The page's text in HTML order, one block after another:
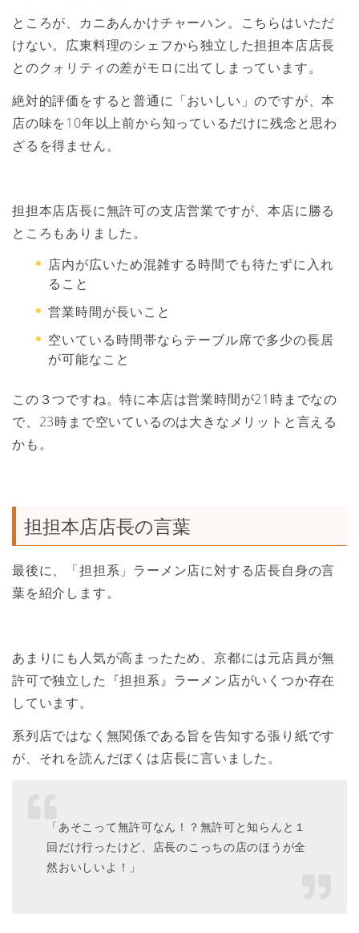
ところが、カニあんかけチャーハン。こちらはいただ
けない。広東料理のシェフから独立した担担本店店長
とのクォリティの差がモロに出てしまっています。
絶対的評価をすると普通に「おいしい」のですが、本
店の味を10年以上前から知っているだけに残念と思わ
ざるを得ません。
担担本店店長に無許可の支店営業ですが、本店に勝る
ところもありました。
店内が広いため混雑する時間でも待たずに入れ
ること
営業時間が長いこと
空いている時間帯ならテーブル席で多少の長居
が可能なこと
この３つですね。特に本店は営業時間が21時までなの
で、23時まで空いているのは大きなメリットと言える
かも。
担担本店店長の言葉
最後に、「担担系」ラーメン店に対する店長自身の言
葉を紹介します。
あまりにも人気が高まったため、京都には元店員が無
許可で独立した『担担系』ラーメン店がいくつか存在
しています。
系列店ではなく無関係である旨を告知する張り紙です
が、それを読んだぼくは店長に言いました。
「あそこって無許可なん！？無許可と知らんと１
回だけ行ったけど、店長のこっちの店のほうが全
然おいしいよ！」